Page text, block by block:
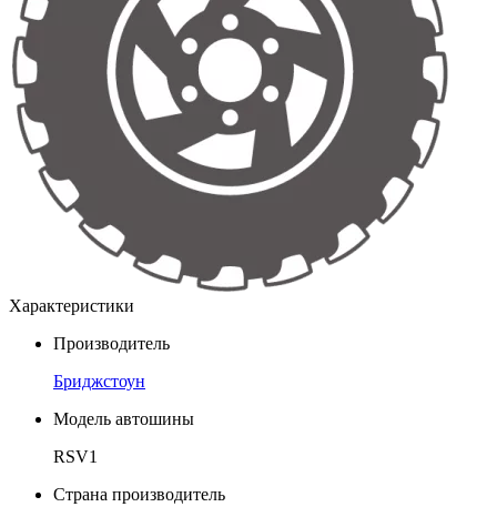
Характеристики
Производитель
Бриджстоун
Модель автошины
RSV1
Страна производитель